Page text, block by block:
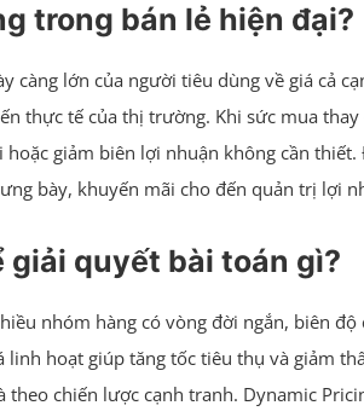
trong bán lẻ hiện đại?
lớn của người tiêu dùng về giá cả
thực tế của thị trường. Khi sức mua
giảm biên lợi nhuận không cần
bày, khuyến mãi cho đến quản trị lợi
giải quyết bài toán gì?
nhóm hàng có vòng đời ngắn, biên
hoạt giúp tăng tốc tiêu thụ và giảm
chiến lược cạnh tranh. Dynamic